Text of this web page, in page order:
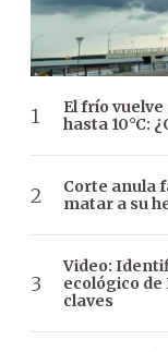
El frío
hasta 10°C:
Corte anula
matar a su
Video:
ecológico
claves